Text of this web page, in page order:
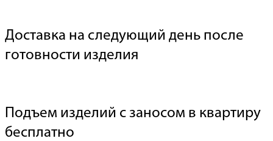
Доставка на следующий день после
готовности изделия
Подъем изделий с заносом в квартиру
бесплатно